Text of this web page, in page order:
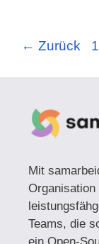
← Zurück 1
Mit
Teams, die